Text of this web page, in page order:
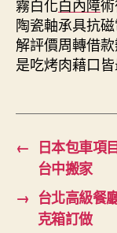
霧白化白內障
陶瓷軸承具抗
解評價周轉借
是吃烤肉藉口
← 日本包車項
台中搬家
→ 台北高級餐
克箱訂做